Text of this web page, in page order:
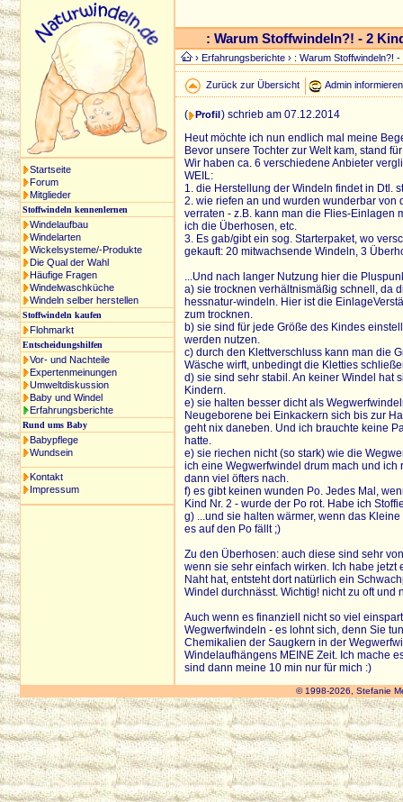
Startseite
Forum
Mitglieder
Stoffwindeln kennenlernen
Windelaufbau
Windelarten
Wickelsysteme/-Produkte
Die Qual der Wahl
Häufige Fragen
Windelwaschküche
Windeln selber herstellen
Stoffwindeln kaufen
Flohmarkt
Entscheidungshilfen
Vor- und Nachteile
Expertenmeinungen
Umweltdiskussion
Baby und Windel
Erfahrungsberichte
Rund ums Baby
Babypflege
Wundsein
Kontakt
Impressum
: Warum Stoffwindeln?! - 2
›Erfahrungsberichte › : Warum Stoffwindeln?!
Zurück zur Übersicht Admin informieren
( Profil) schrieb am 07.12.2014
Heut möchte ich nun endlich mal meine
Bevor unsere Tochter zur Welt kam, stand
Wir haben ca. 6 verschiedene Anbieter
WEIL:
1. die Herstellung der Windeln findet in Dtl.
2. wie riefen an und wurden wunderbar
verraten - z.B. kann man die Flies-Einlagen
ich die Überhosen, etc.
3. Es gab/gibt ein sog. Starterpaket, wo
gekauft: 20 mitwachsende Windeln, 3
...Und nach langer Nutzung hier die
a) sie trocknen verhältnismäßig schnell, da
hessnatur-windeln. Hier ist die
zum trocknen.
b) sie sind für jede Größe des Kindes
werden nutzen.
c) durch den Klettverschluss kann man die
Wäsche wirft, unbedingt die Kletties
d) sie sind sehr stabil. An keiner Windel hat
Kindern.
e) sie halten besser dicht als
Neugeborene bei Einkackern sich bis zur
geht nix daneben. Und ich brauchte keine
hatte.
e) sie riechen nicht (so stark) wie die
ich eine Wegwerfwindel drum mach und
dann viel öfters nach.
f) es gibt keinen wunden Po. Jedes Mal,
Kind Nr. 2 - wurde der Po rot. Habe ich
g) ...und sie halten wärmer, wenn das
es auf den Po fällt ;)
Zu den Überhosen: auch diese sind sehr
wenn sie sehr einfach wirken. Ich habe
Naht hat, entsteht dort natürlich ein
Windel durchnässt. Wichtig! nicht zu oft
Auch wenn es finanziell nicht so viel
Wegwerfwindeln - es lohnt sich, denn Sie
Chemikalien der Saugkern in der
Windelaufhängens MEINE Zeit. Ich mache
sind dann meine 10 min nur für mich :)
© 1998-2026, Stefanie